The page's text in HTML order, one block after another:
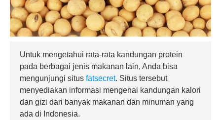
Untuk mengetahui rata-rata kandungan protein
pada berbagai jenis makanan lain, Anda bisa
mengunjungi situs fatsecret. Situs tersebut
menyediakan informasi mengenai kandungan kalori
dan gizi dari banyak makanan dan minuman yang
ada di Indonesia.